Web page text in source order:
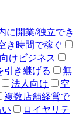
に開業/独立でき
き時間で稼ぐ
けビジネス
引き継げる
無
法人向け
空
複数店舗経営で
ロイヤリテ